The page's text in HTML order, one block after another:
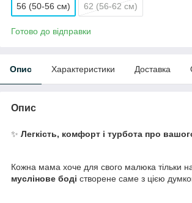
56 (50-56 см) 62 (56-62 см)
Готово до відправки
Опис Характеристики Доставка
Опис
✨ Легкість, комфорт і турбота про
Кожна мама хоче для свого малюка тільки
муслінове боді створене саме з цією